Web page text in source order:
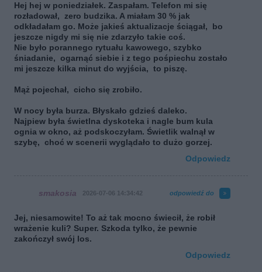
Hej hej w poniedziałek. Zaspałam. Telefon mi się
rozładował, zero budzika. A miałam 30 % jak
odkładałam go. Może jakieś aktualizacje ściągał, bo
jeszcze nigdy mi się nie zdarzyło takie coś.
Nie było porannego rytuału kawowego, szybko
śniadanie, ogarnąć siebie i z tego pośpiechu zostało
mi jeszcze kilka minut do wyjścia, to piszę.
Mąż pojechał, cicho się zrobiło.
W nocy była burza. Błyskało gdzieś daleko.
Najpiew była świetlna dyskoteka i nagle bum kula
ognia w okno, aż podskoczyłam. Świetlik walnął w
szybę, choć w scenerii wyglądało to dużo gorzej.
Odpowiedz
smakosia 2026-07-06 14:34:42 odpowiedź do
Jej, niesamowite! To aż tak mocno świecił, że robił
wrażenie kuli? Super. Szkoda tylko, że pewnie
zakończył swój los.
Odpowiedz